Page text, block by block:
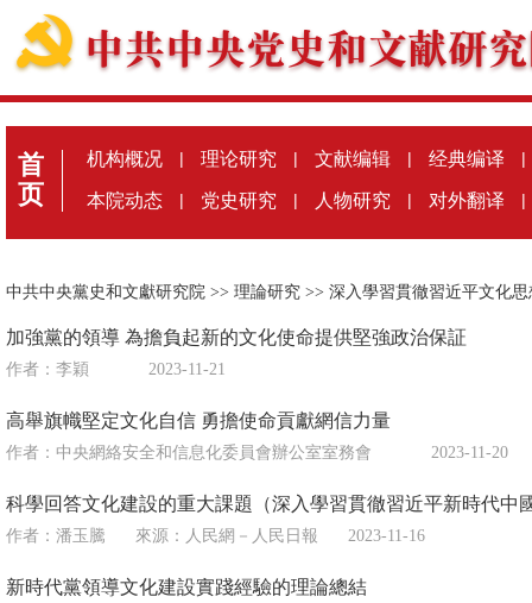
首
页
机构概况 | 理论研究 | 文献编辑 | 经典编译 |
本院动态 | 党史研究 | 人物研究 | 对外翻译 |
中共中央黨史和文獻研究院 >> 理論研究 >> 深入學習貫徹習近平文化思
加強黨的領導 為擔負起新的文化使命提供堅強政治保証
作者：李穎 2023-11-21
高舉旗幟堅定文化自信 勇擔使命貢獻網信力量
作者：中央網絡安全和信息化委員會辦公室室務會 2023-11-20
科學回答文化建設的重大課題（深入學習貫徹習近平新時代中
作者：潘玉騰 來源： 人民網－人民日報 2023-11-16
新時代黨領導文化建設實踐經驗的理論總結